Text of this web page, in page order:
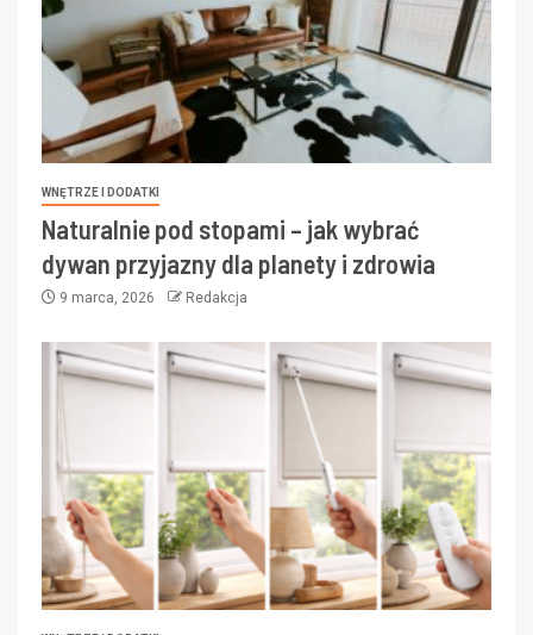
WNĘTRZE I DODATKI
Naturalnie pod stopami – jak wybrać
dywan przyjazny dla planety i zdrowia
9 marca, 2026 Redakcja